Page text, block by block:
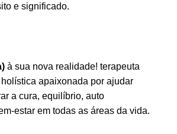
e significado.
à sua nova realidade! terapeuta
apaixonada por ajudar
a cura, equilíbrio, auto
estar em todas as áreas da vida.